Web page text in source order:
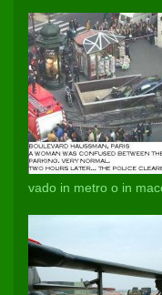
vado in metro o in